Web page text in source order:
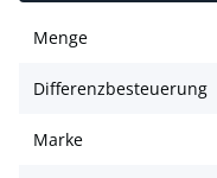
Menge
Differenzbesteuerung
Marke